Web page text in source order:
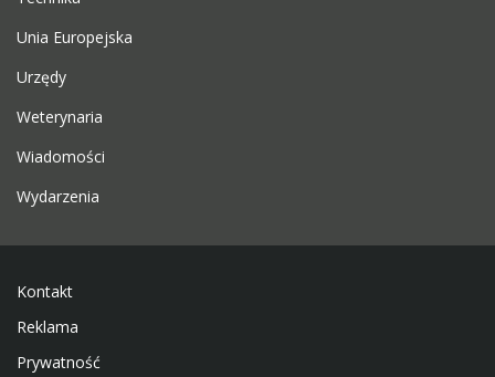
Unia Europejska
Urzędy
Weterynaria
Wiadomości
Wydarzenia
Kontakt
Reklama
Prywatność